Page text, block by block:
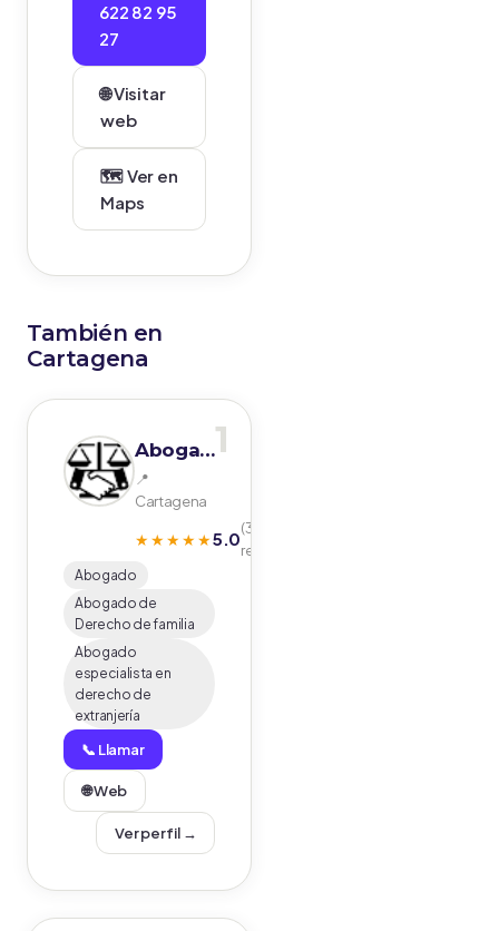
622 82 95
27
🌐 Visitar
web
🗺️ Ver en
Maps
También en
Cartagena
1
Abogado Cartagena San Javier Torre-Pacheco Mazarron - Paredes Hernandez abogada
📍
Cartagena
★★★★★5.0(32
reseñas)
Abogado
Abogado de
Derecho de familia
Abogado
especialista en
derecho de
extranjería
📞 Llamar
🌐 Web
Ver perfil →